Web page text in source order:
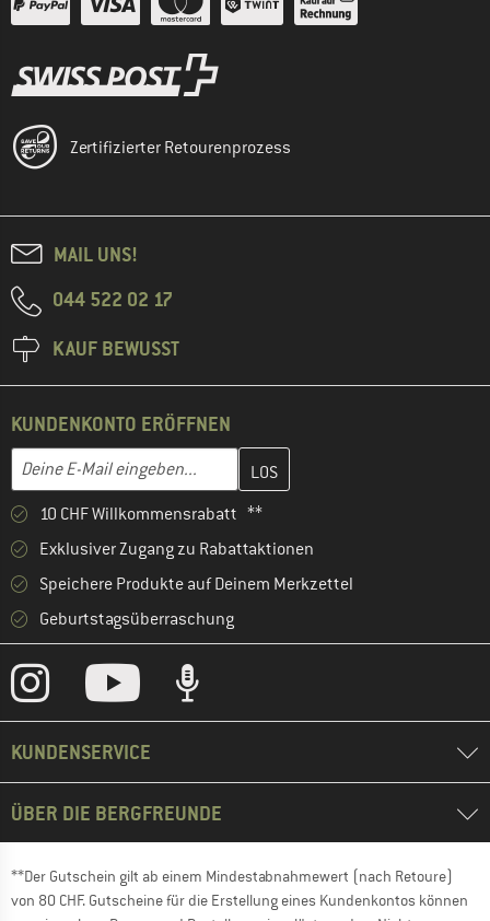
Zertifizierter Retourenprozess
MAIL UNS!
044 522 02 17
KAUF BEWUSST
KUNDENKONTO ERÖFFNEN
E-Mail-Adresse
Gib hier deine E-Mail-Adresse ein und erstelle im nächsten
10 CHF Willkommensrabatt **
Exklusiver Zugang zu Rabattaktionen
Speichere Produkte auf Deinem Merkzettel
Geburtstagsüberraschung
KUNDENSERVICE
ÜBER DIE BERGFREUNDE
**Der Gutschein gilt ab einem Mindestabnahmewert (nach Retoure)
von 80 CHF. Gutscheine für die Erstellung eines Kundenkontos können